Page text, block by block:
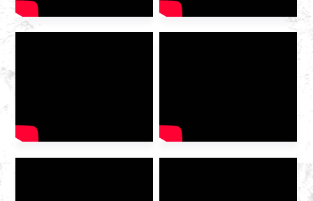
ਹੋਣ ਦੇ ਨਾਤੇ, ਹੁਆਜ਼ੋਂਗ ਗੈਸ ਨੂੰ
ਉਦਯੋਗ ਦੇ ਭਵਿੱਖ ਬਾਰੇ ਚਰਚਾ